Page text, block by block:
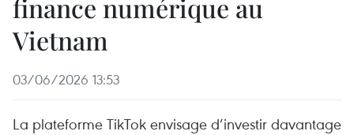
finance numérique au
Vietnam
03/06/2026 13:53
La plateforme TikTok envisage d’investir davantage